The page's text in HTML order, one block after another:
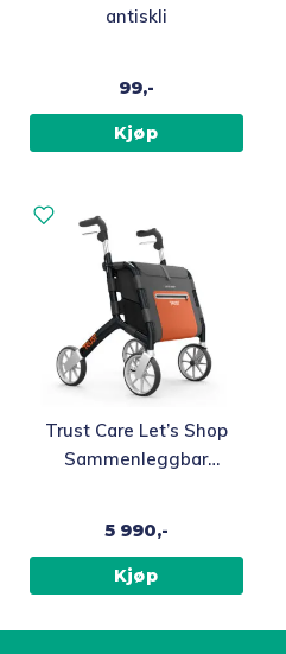
antiskli
99,-
Kjøp
Trust Care Let’s Shop
Sammenleggbar
5 990,-
Kjøp